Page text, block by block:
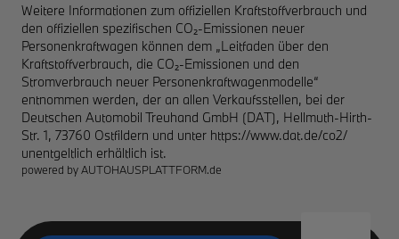
Weitere Informationen zum offiziellen Kraftstoffverbrauch und
den offiziellen spezifischen CO₂-Emissionen neuer
Personenkraftwagen können dem „Leitfaden über den
Kraftstoffverbrauch, die CO₂-Emissionen und den
Stromverbrauch neuer Personenkraftwagenmodelle“
entnommen werden, der an allen Verkaufsstellen, bei der
Deutschen Automobil Treuhand GmbH (DAT), Hellmuth-Hirth-
Str. 1, 73760 Ostfildern und unter https://www.dat.de/co2/
unentgeltlich erhältlich ist.
powered byAUTOHAUSPLATTFORM.de